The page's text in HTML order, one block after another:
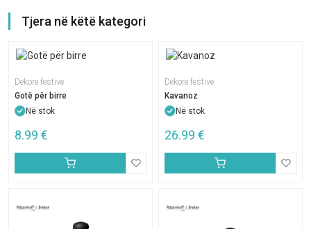
Tjera në këtë kategori
Dekore festive
Gotë për birre
Në stok
8.99 €
Dekore festive
Kavanoz
Në stok
26.99 €